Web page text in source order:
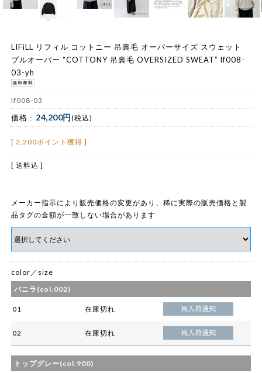
LIFiLL リフィル コットニー 吊裏毛 オーバーサイズ スウェット
プルオーバー “COTTONY 吊裏毛 OVERSIZED SWEAT” lf008-
03-yh
lf008-03
価格 : 24,200円(税込)
[ 2,200ポイント獲得 ]
[ 送料込 ]
メーカー指示により販売価格の変更があり、稀に実際の販売価格と製
品タグの金額が一致しない場合があります
color／size
バニラ(col.002)
01 在庫切れ
02 在庫切れ
トップグレー(col.900)